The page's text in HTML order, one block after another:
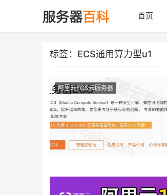
首页
标签：ECS通用算力型u1
阿里云ECS云服务器